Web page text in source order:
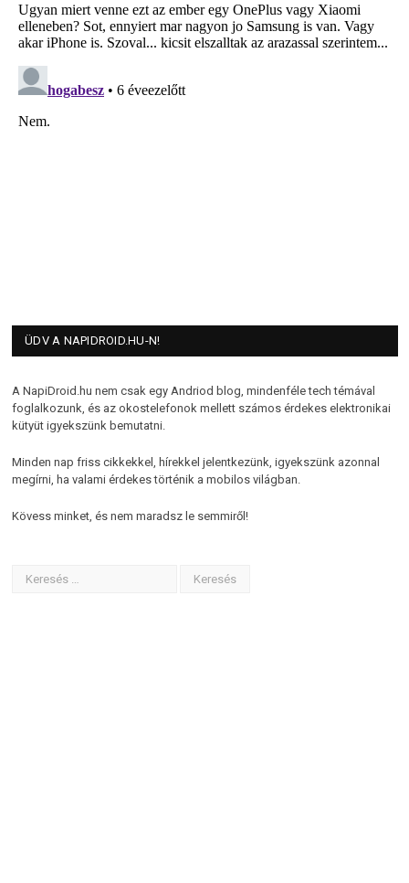
ÜDV A NAPIDROID.HU-N!
A NapiDroid.hu nem csak egy Andriod blog, mindenféle tech témával
foglalkozunk, és az okostelefonok mellett számos érdekes elektronikai
kütyüt igyekszünk bemutatni.
Minden nap friss cikkekkel, hírekkel jelentkezünk, igyekszünk azonnal
megírni, ha valami érdekes történik a mobilos világban.
Kövess minket, és nem maradsz le semmiről!